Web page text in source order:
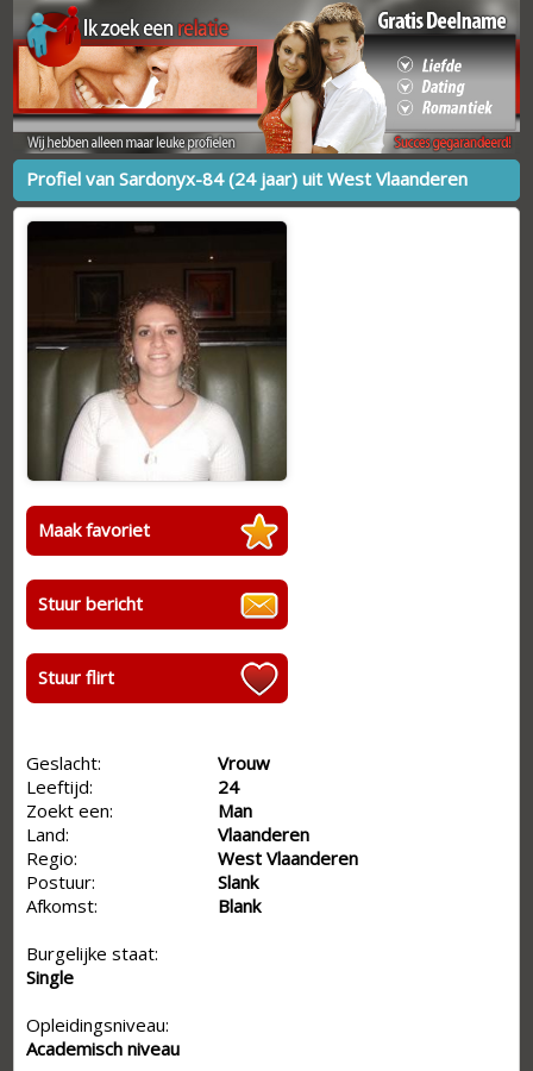
Profiel van Sardonyx-84 (24 jaar) uit West Vlaanderen
Maak favoriet
Stuur bericht
Stuur flirt
Geslacht:
Vrouw
Leeftijd:
24
Zoekt een:
Man
Land:
Vlaanderen
Regio:
West Vlaanderen
Postuur:
Slank
Afkomst:
Blank
Burgelijke staat:
Single
Opleidingsniveau:
Academisch niveau